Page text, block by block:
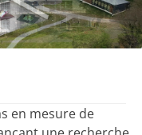
en mesure de